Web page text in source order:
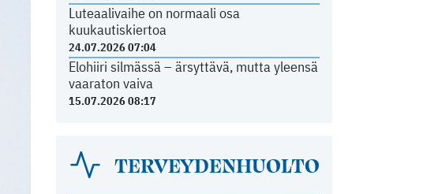
Luteaalivaihe on normaali osa
kuukautiskiertoa
24.07.2026 07:04
Elohiiri silmässä – ärsyttävä, mutta yleensä
vaaraton vaiva
15.07.2026 08:17
TERVEYDENHUOLTO